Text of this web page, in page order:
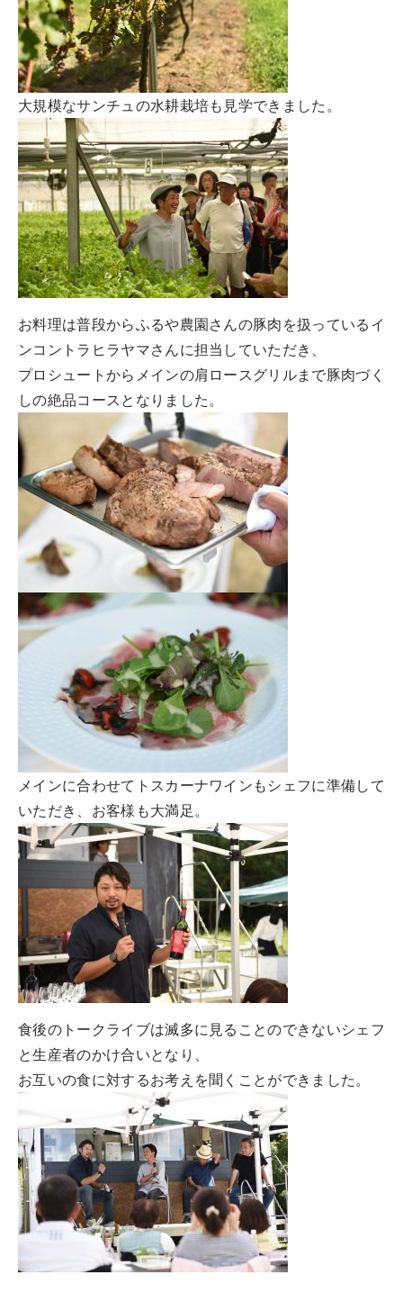
大規模なサンチュの水耕栽培も見学できました。
お料理は普段からふるや農園さんの豚肉を扱っているイ
ンコントラヒラヤマさんに担当していただき、
プロシュートからメインの肩ロースグリルまで豚肉づく
しの絶品コースとなりました。
メインに合わせてトスカーナワインもシェフに準備して
いただき、お客様も大満足。
食後のトークライブは滅多に見ることのできないシェフ
と生産者のかけ合いとなり、
お互いの食に対するお考えを聞くことができました。